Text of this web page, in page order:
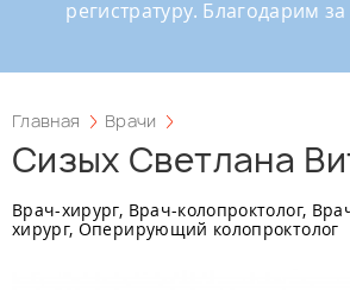
регистратуру. Благодарим
Главная Врачи
Сизых Светлана
Врач-хирург, Врач-колопроктолог,
хирург, Оперирующий колопроктолог